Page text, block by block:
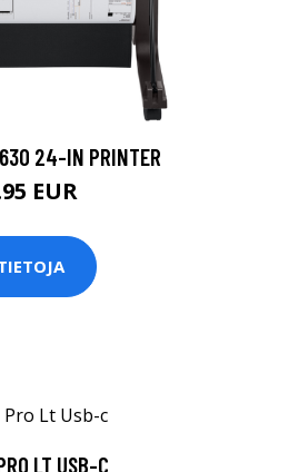
24-IN PRINTER
EUR
LT USB-C